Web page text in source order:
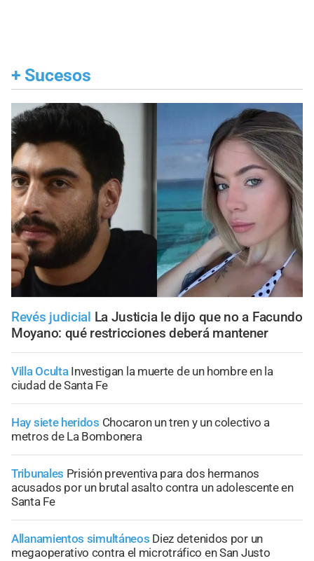
+ Sucesos
Revés judicial La Justicia le dijo que no a Facundo
Moyano: qué restricciones deberá mantener
Villa Oculta Investigan la muerte de un hombre en la
ciudad de Santa Fe
Hay siete heridos Chocaron un tren y un colectivo a
metros de La Bombonera
Tribunales Prisión preventiva para dos hermanos
acusados por un brutal asalto contra un adolescente en
Santa Fe
Allanamientos simultáneos Diez detenidos por un
megaoperativo contra el microtráfico en San Justo